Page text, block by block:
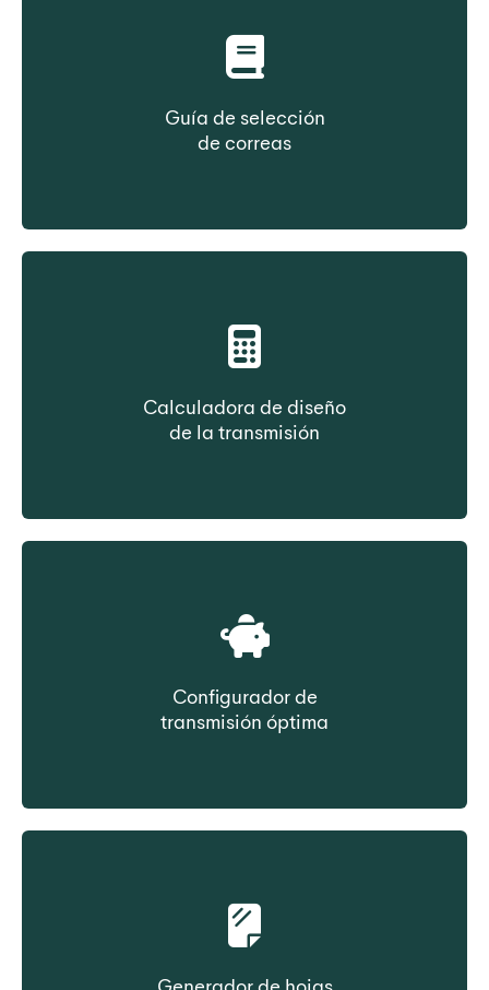
Guía de selección
de correas
construcción
Calculadora de diseño
de la transmisión
de transmisión
Configurador de
transmisión óptima
propiedad